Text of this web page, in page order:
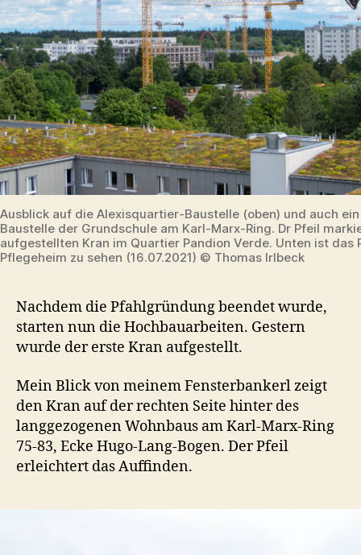
Ausblick auf die Alexisquartier-Baustelle (oben) und auch
Baustelle der Grundschule am Karl-Marx-Ring. Dr Pfeil
aufgestellten Kran im Quartier Pandion Verde. Unten ist das
Pflegeheim zu sehen (16.07.2021) © Thomas Irlbeck
Nachdem die Pfahlgründung beendet wurde,
starten nun die Hochbauarbeiten. Gestern
wurde der erste Kran aufgestellt.
Mein Blick von meinem Fensterbankerl zeigt
den Kran auf der rechten Seite hinter des
langgezogenen Wohnbaus am Karl-Marx-Ring
75-83, Ecke Hugo-Lang-Bogen. Der Pfeil
erleichtert das Auffinden.